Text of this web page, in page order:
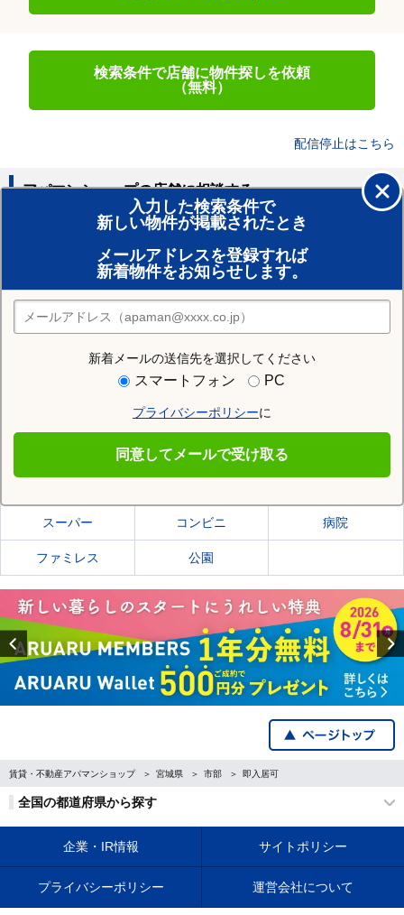
検索条件で店舗に物件探しを依頼
（無料）
配信停止はこちら
入力した検索条件で
新しい物件が掲載されたとき
メールアドレスを登録すれば
新着物件をお知らせします。
新着メールの送信先を選択してください
スマートフォン PC
プライバシーポリシーに
同意してメールで受け取る
アパマンショップの店舗に相談する
賃貸のプロがお部屋探し！
おまかせ物件リクエスト
住みたい街の店舗を探す
店舗検索
住む街研究所で亘理郡亘理町の情報を見る
亘理郡亘理町の施設一覧
スーパー コンビニ 病院
ファミレス 公園
Previous
賃貸・不動産アパマンショップ 宮城県 市部 即入居可
全国の都道府県から探す
企業・IR情報 サイトポリシー
プライバシーポリシー 運営会社について